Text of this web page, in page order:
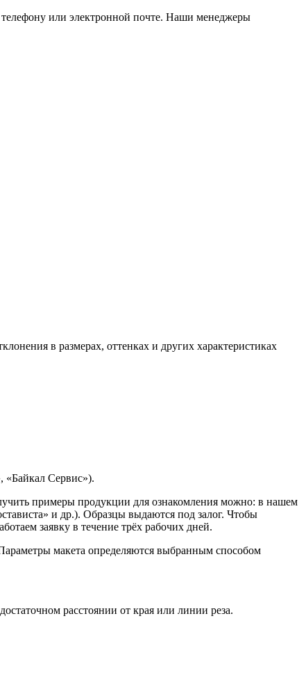
телефону или электронной почте. Наши менеджеры
в размерах, оттенках и других характеристиках
«Байкал Сервис»).
примеры продукции для ознакомления можно: в нашем
и др.). Образцы выдаются под залог. Чтобы
заявку в течение трёх рабочих дней.
макета определяются выбранным способом
расстоянии от края или линии реза.